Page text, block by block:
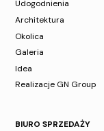
Udogodnienia
Architektura
Okolica
Galeria
Idea
Realizacje GN Group
BIURO SPRZEDAŻY